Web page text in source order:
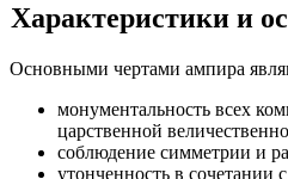
Характеристики и
Основными чертами ампира
монументальность всех
царственной
соблюдение симметрии и
утонченность в сочетании